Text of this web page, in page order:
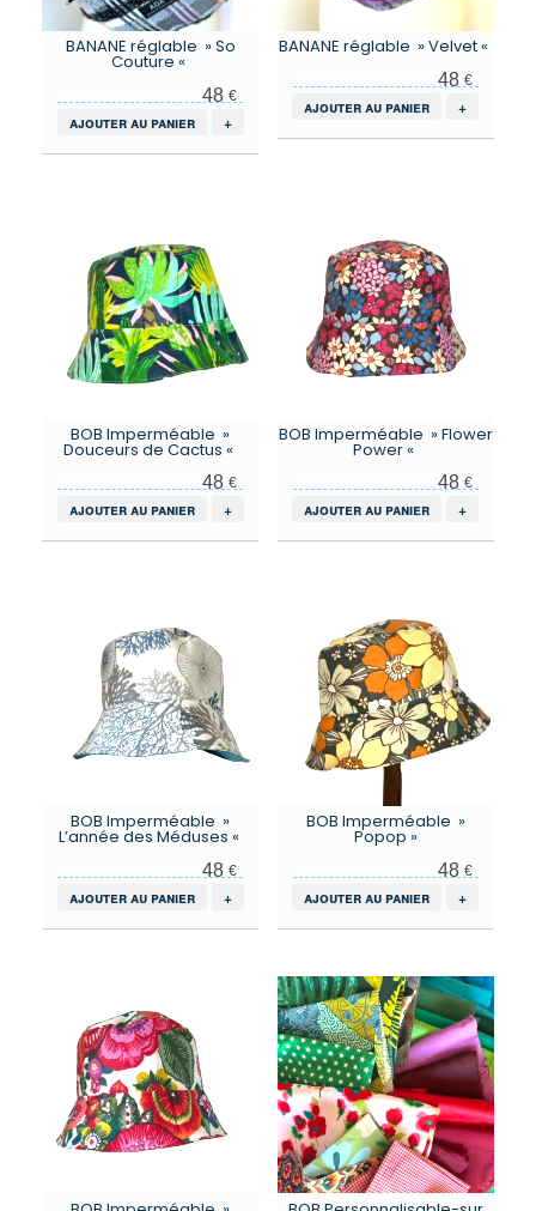
BANANE réglable » So
Couture «
48€
ajouter au panier +
BANANE réglable » Velvet «
48 €
ajouter au panier +
BOB Imperméable »
Douceurs de Cactus «
48€
ajouter au panier +
BOB Imperméable » Flower
Power «
48 €
ajouter au panier +
BOB Imperméable »
L’année des Méduses «
48€
ajouter au panier +
BOB Imperméable »
Popop »
48 €
ajouter au panier +